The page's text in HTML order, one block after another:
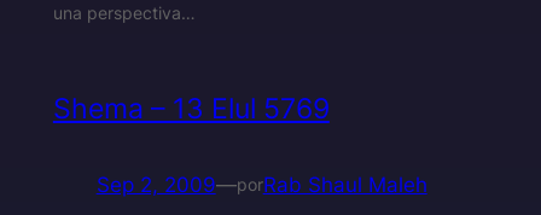
una perspectiva…
Shema – 13 Elul 5769
Sep 2, 2009—porRab Shaul Maleh